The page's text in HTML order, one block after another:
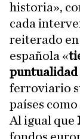
historia»,
cada
reiterado en
española «
puntualidad
ferroviario
países
Al igual que